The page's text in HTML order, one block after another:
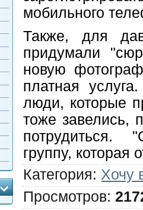
мобильного
Также, для
придумали
новую
платная
люди, которые
тоже завелись,
потрудиться.
группу, которая
Категория: Хочу
Просмотров: